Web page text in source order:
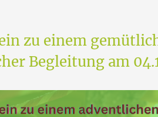
zu einem
Begleitung am